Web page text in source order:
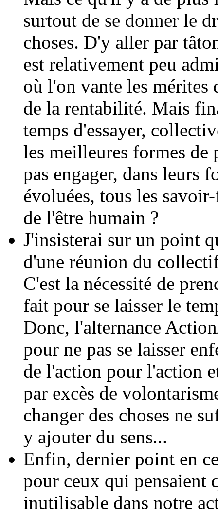
surtout de se donner le
choses. D'y aller par
est relativement peu
où l'on vante les
de la rentabilité. Mais
temps d'essayer,
les meilleures formes de
pas engager, dans leurs
évoluées, tous les
de l'être humain ?
J'insisterai sur un point
d'une réunion du
C'est la nécessité de
fait pour se laisser le
Donc, l'alternance
pour ne pas se laisser
de l'action pour l'action
par excès de
changer des choses ne
y ajouter du sens...
Enfin, dernier point en
pour ceux qui pensaient
inutilisable dans notre